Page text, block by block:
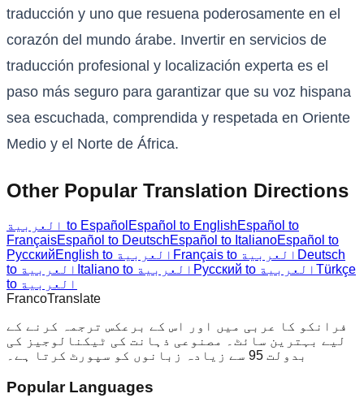
traducción y uno que resuena poderosamente en el
corazón del mundo árabe. Invertir en servicios de
traducción profesional y localización experta es el
paso más seguro para garantizar que su voz hispana
sea escuchada, comprendida y respetada en Oriente
Medio y el Norte de África.
Other Popular Translation Directions
العربية to Español Español to EnglishEspañol to
FrançaisEspañol to DeutschEspañol to ItalianoEspañol to
Русский
English to العربية Français to العربية Deutsch
to العربية
Italiano to العربية Русский to العربية Türkçe
to العربية
FrancoTranslate
فرانکو کا عربی میں اور اس کے برعکس ترجمہ کرنے کے
لیے بہترین سائٹ۔ مصنوعی ذہانت کی ٹیکنالوجیز کی
بدولت 95 سے زیادہ زبانوں کو سپورٹ کرتا ہے۔
Popular Languages